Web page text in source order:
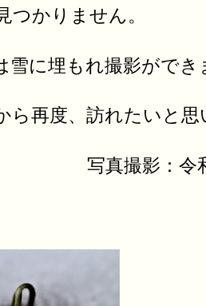
つかりません。
雪に埋もれ撮影がで
ら再度、訪れたいと
写真撮影：令